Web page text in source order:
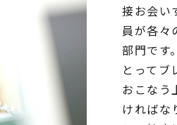
接お会い
員が各々
部門です
とってブ
おこなう
ければな